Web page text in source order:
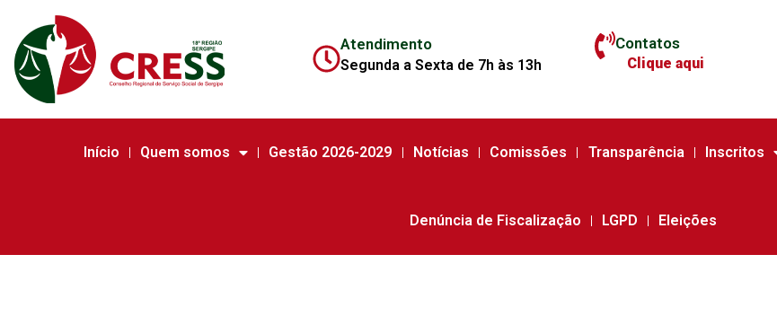
Atendimento
Segunda a Sexta de 7h às 13h
Contatos
Clique aqui
Início Quem somos Gestão 2026-2029 Notícias Comissões Transparência Inscritos
Denúncia de Fiscalização LGPD Eleições